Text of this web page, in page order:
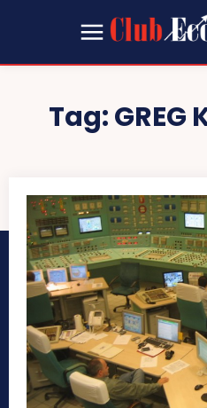
Tag:GREG